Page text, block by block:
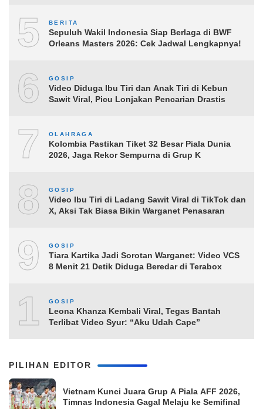
5 BERITA
Sepuluh Wakil Indonesia Siap Berlaga di BWF
Orleans Masters 2026: Cek Jadwal Lengkapnya!
6 GOSIP
Video Diduga Ibu Tiri dan Anak Tiri di Kebun
Sawit Viral, Picu Lonjakan Pencarian Drastis
7 OLAHRAGA
Kolombia Pastikan Tiket 32 Besar Piala Dunia
2026, Jaga Rekor Sempurna di Grup K
8 GOSIP
Video Ibu Tiri di Ladang Sawit Viral di TikTok dan
X, Aksi Tak Biasa Bikin Warganet Penasaran
9 GOSIP
Tiara Kartika Jadi Sorotan Warganet: Video VCS
8 Menit 21 Detik Diduga Beredar di Terabox
10
GOSIP
Leona Khanza Kembali Viral, Tegas Bantah
Terlibat Video Syur: “Aku Udah Cape”
PILIHAN EDITOR
Vietnam Kunci Juara Grup A Piala AFF 2026,
Timnas Indonesia Gagal Melaju ke Semifinal